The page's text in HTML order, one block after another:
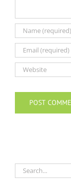
Search
for: